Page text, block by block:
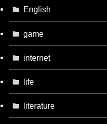
English
game
internet
life
literature